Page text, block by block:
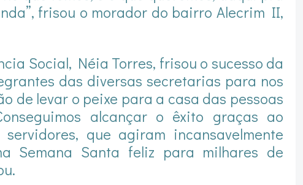
frisou o morador do bairro Alecrim II,
Social, Néia Torres, frisou o sucesso da
das diversas secretarias para nos
de levar o peixe para a casa das pessoas
alcançar o êxito graças ao
que agiram incansavelmente
Semana Santa feliz para milhares de